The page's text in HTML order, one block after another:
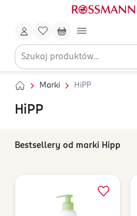
Marki HiPP
HiPP
Bestsellery od marki Hipp